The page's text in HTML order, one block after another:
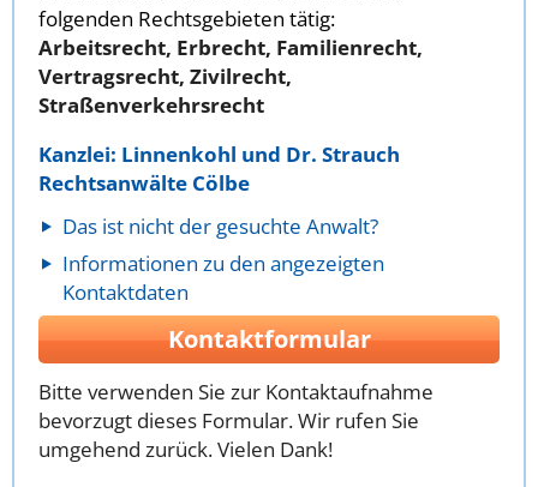
folgenden Rechtsgebieten tätig:
Arbeitsrecht, Erbrecht, Familienrecht,
Vertragsrecht, Zivilrecht,
Straßenverkehrsrecht
Kanzlei: Linnenkohl und Dr. Strauch
Rechtsanwälte Cölbe
Das ist nicht der gesuchte Anwalt?
Informationen zu den angezeigten
Kontaktdaten
Kontaktformular
Bitte verwenden Sie zur Kontaktaufnahme
bevorzugt dieses Formular. Wir rufen Sie
umgehend zurück. Vielen Dank!